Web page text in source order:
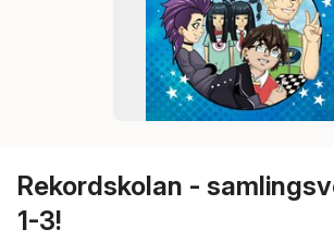
Rekordskolan -
1-3!